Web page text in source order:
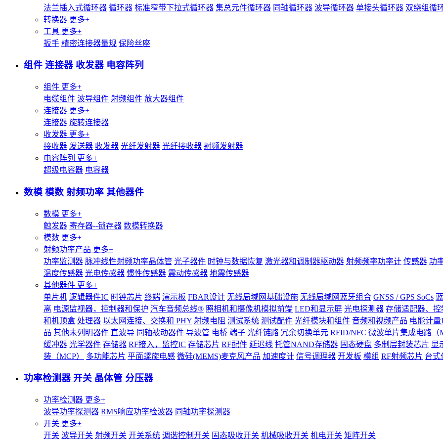
法兰插入式循环器 循环器 标准窄带下拉式循环器 集总元件循环器 同轴循环器 波导循环器 单接头循环器 双绕组循
转换器 更多+
工具 更多+
扳手 精密连接器量规 保险丝座
组件 连接器 收发器 电容阵列
组件 更多+
电缆组件 波导组件 射频组件 放大器组件
连接器 更多+
连接器 旋转连接器
收发器 更多+
接收器 发送器 收发器 光纤发射器 光纤接收器 射频发射器
电容阵列 更多+
超级电容器 电容器
数模 模数 射频功率 其他器件
数模 更多+
触发器 寄存器--锁存器 数模转换器
模数 更多+
射频功率产品 更多+
功率监测器 脉冲线性射频功率晶体管 光子器件 时钟与数据恢复 激光器和调制器驱动器 射频频率功率计 传感器 功
温度传感器 光电传感器 惯性传感器 震动传感器 地震传感器
其他器件 更多+
单片机 逻辑器件IC 时钟芯片 终端 演示板 FBAR设计 无线局域网基础设施 无线局域网蓝牙组合 GNSS / GPS SoCs
离 电源监视器，控制器和保护 汽车音频总线® 照相机和摄像机模拟前端 LED和显示屏 光电探测器 存储适配器、控
和机顶盒 处理器 以太网连接、交换和 PHY 射频电阻 测试系统 测试配件 光纤模块和组件 音频和视频产品 电能计量
品 其他未列明器件 直波导 同轴被动器件 导波管 电桥 端子 光纤链路 冗余切换单元 RFID/NFC 微波单片集成电路（
缓冲器 光学器件 存储器 RF接入，监控IC 存储芯片 RF配件 延迟线 托管NAND存储器 固态硬盘 多制层封装芯片 显
装（MCP）
多功能芯片 平面螺旋电感 微硅(MEMS)麦克风产品 加速度计 信号调理器 开发板 模组 RF射频芯片 台式
功率检测器 开关 晶体管 分压器
功率检测器 更多+
波导功率探测器 RMS响应功率检波器 同轴功率探测器
开关 更多+
开关 波导开关 射频开关 开关系统 调谐控制开关 固态吸收开关 机械吸收开关 机电开关 矩阵开关